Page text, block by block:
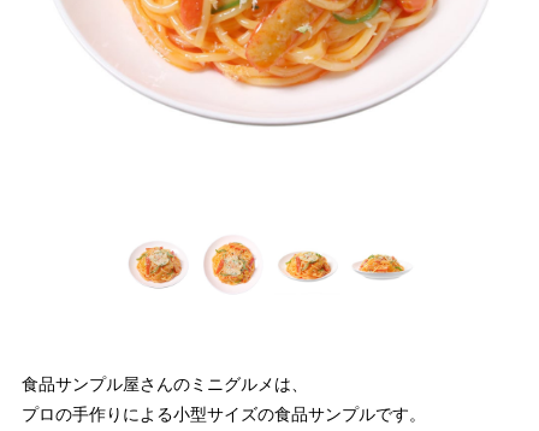
食品サンプル屋さんのミニグルメは、
プロの手作りによる小型サイズの食品サンプルです。